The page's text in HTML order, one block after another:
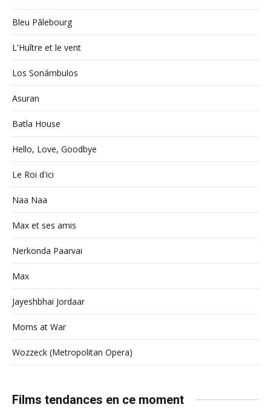
Bleu Pâlebourg
L'Huître et le vent
Los Sonámbulos
Asuran
Batla House
Hello, Love, Goodbye
Le Roi d'ici
Naa Naa
Max et ses amis
Nerkonda Paarvai
Max
Jayeshbhai Jordaar
Moms at War
Wozzeck (Metropolitan Opera)
Films tendances en ce moment